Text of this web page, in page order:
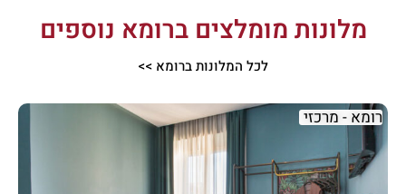
מלונות מומלצים ברומא נוספים
לכל המלונות ברומא >>
רומא - מרכזי